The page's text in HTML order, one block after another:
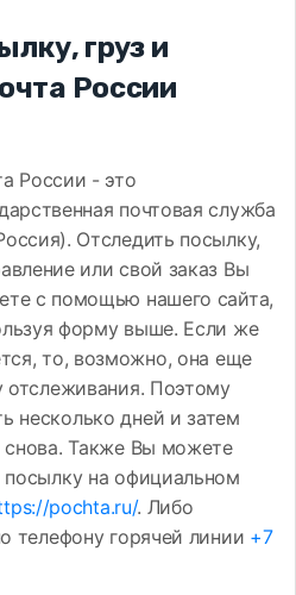
груз и
России
России - это
почтовая служба
Отследить посылку,
или свой заказ Вы
с помощью нашего сайта,
форму выше. Если же
то, возможно, она еще
отслеживания. Поэтому
несколько дней и затем
снова. Также Вы можете
посылку на официальном
pochta.ru/. Либо
телефону горячей линии +7